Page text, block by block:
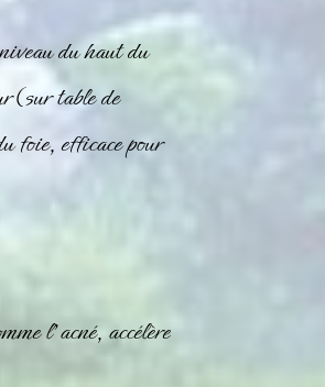
du haut du
(sur table de
foie, efficace pour
l’acné, accélère